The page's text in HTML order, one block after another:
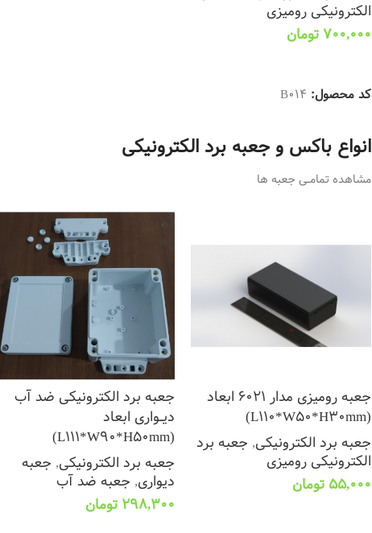
الکترونیکی رومیزی
700,000 تومان
کد محصول: B014
انواع باکس و جعبه برد الکترونیکی
مشاهده تمامــی جعبه ها
جعبه رومیزی مدار 6021 ابعاد
(L110*W50*H30mm)
جعبه برد الکترونیکی, جعبه برد
الکترونیکی رومیزی
55,000 تومان
جعبه برد الکترونیکی ضد آب
دیــواری ابعاد
(L111*W90*H50mm)
جعبه برد الکترونیکی, جعبه
دیواری, جعبه ضد آب
298,300 تومان